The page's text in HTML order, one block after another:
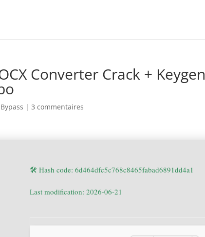
Converter Crack + Keygen
Bypass |3 commentaires
🛠 Hash code: 6d464dfc5c768c8465fabad6891dd4a1
Last modification: 2026-06-21